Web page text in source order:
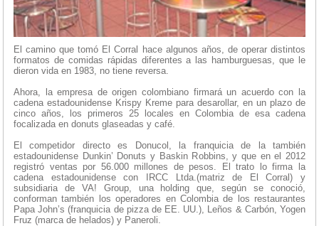
El camino que tomó El Corral hace algunos años, de operar distintos
formatos de comidas rápidas diferentes a las hamburguesas, que le
dieron vida en 1983, no tiene reversa.
Ahora, la empresa de origen colombiano firmará un acuerdo con la
cadena estadounidense Krispy Kreme para desarollar, en un plazo de
cinco años, los primeros 25 locales en Colombia de esa cadena
focalizada en donuts glaseadas y café.
El competidor directo es Donucol, la franquicia de la también
estadounidense Dunkin’ Donuts y Baskin Robbins, y que en el 2012
registró ventas por 56.000 millones de pesos. El trato lo firma la
cadena estadounidense con IRCC Ltda.(matriz de El Corral) y
subsidiaria de VA! Group, una holding que, según se conoció,
conforman también los operadores en Colombia de los restaurantes
Papa John’s (franquicia de pizza de EE. UU.), Leños & Carbón, Yogen
Fruz (marca de helados) y Paneroli.